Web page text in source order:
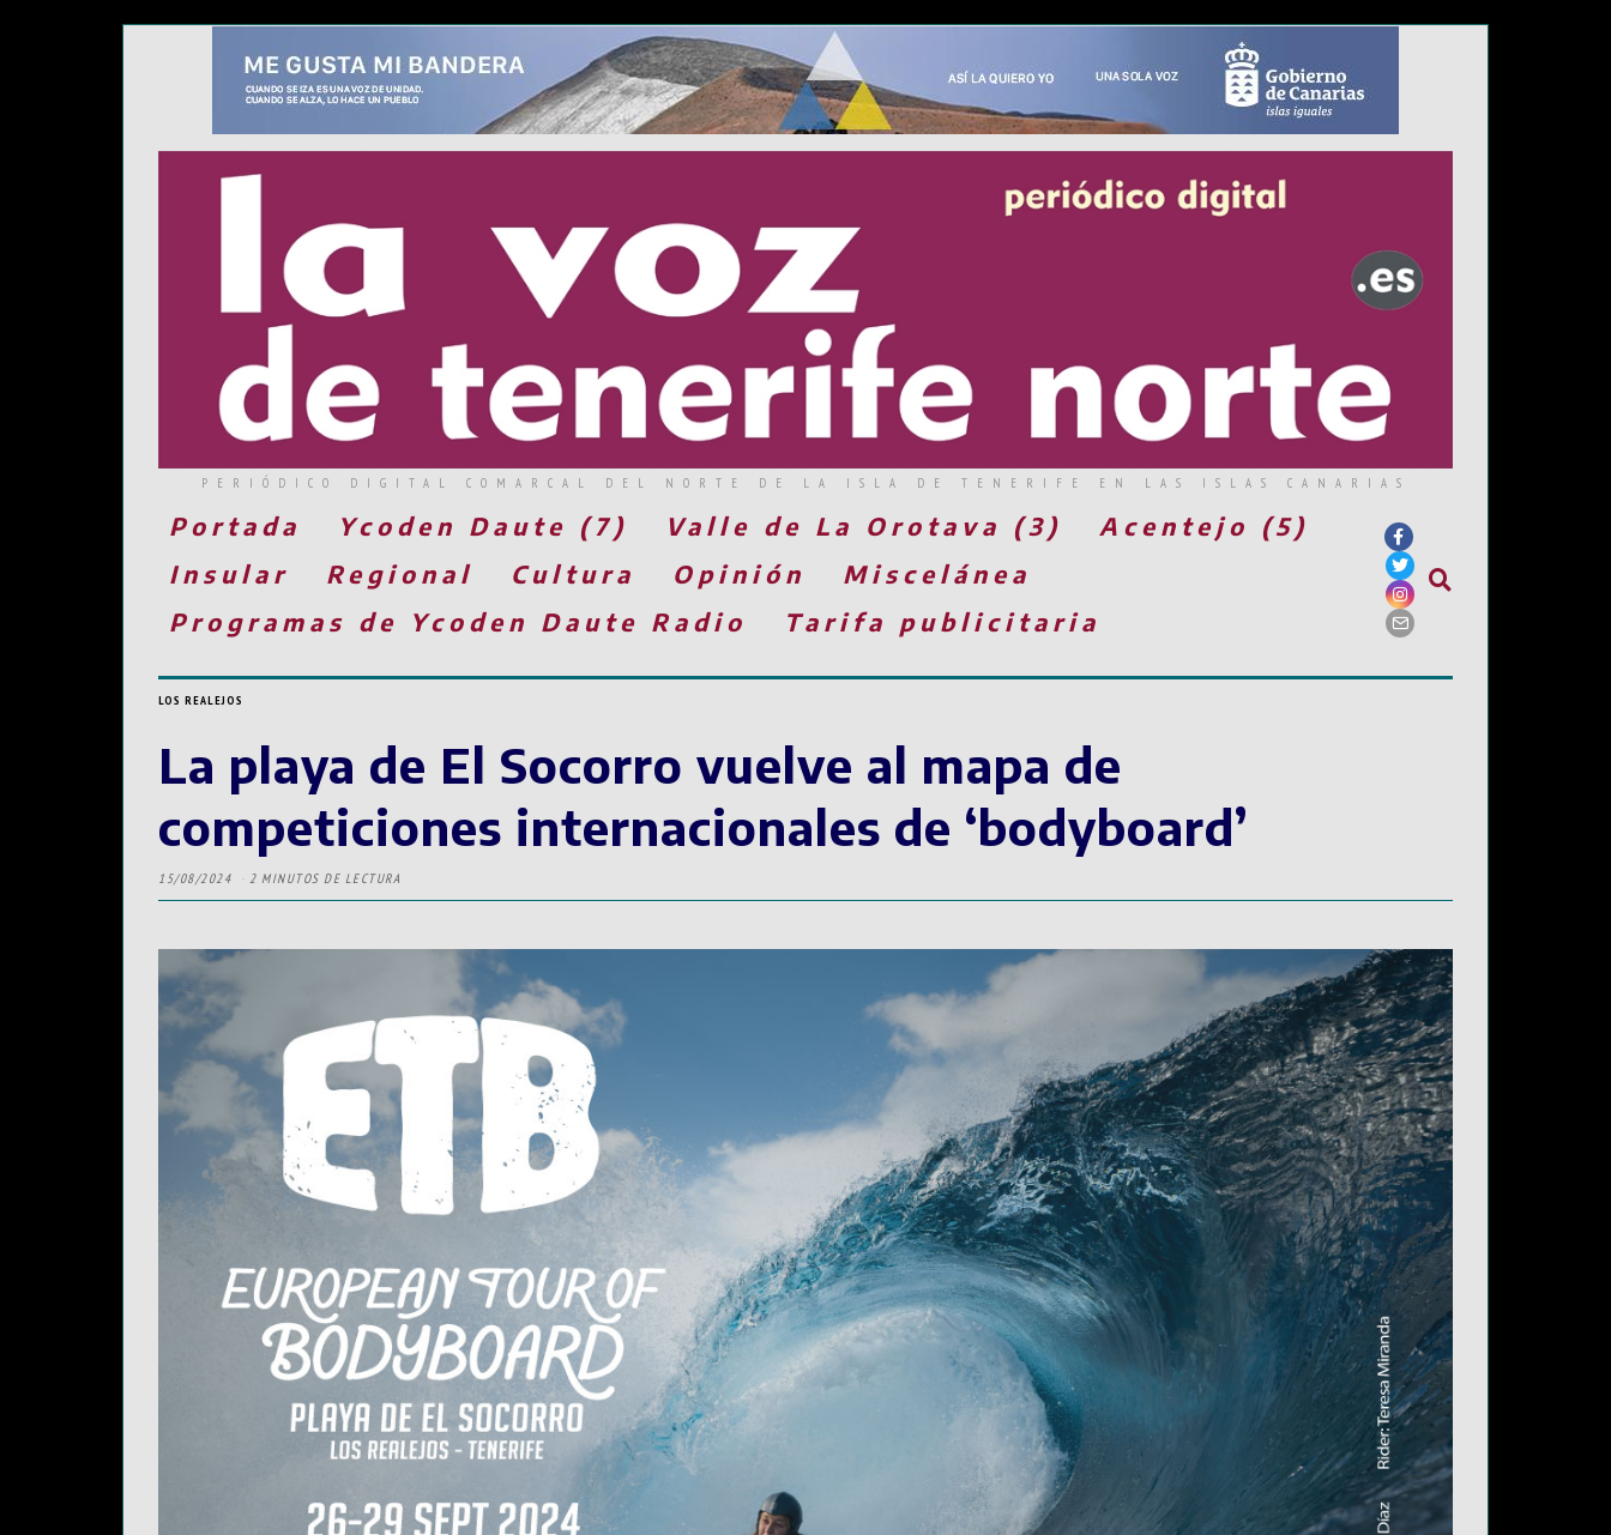
PERIÓDICO DIGITAL COMARCAL DEL NORTE DE LA ISLA DE TENERIFE EN LAS ISLAS CANARIAS
Portada Ycoden Daute (7) Valle de La Orotava (3)
Acentejo (5)
Insular
Regional Cultura Opinión
Miscelánea
Programas de Ycoden Daute Radio
Tarifa publicitaria
LOS REALEJOS
La playa de El Socorro vuelve al mapa de
competiciones internacionales de ‘bodyboard’
15/08/2024 2 MINUTOS DE LECTURA